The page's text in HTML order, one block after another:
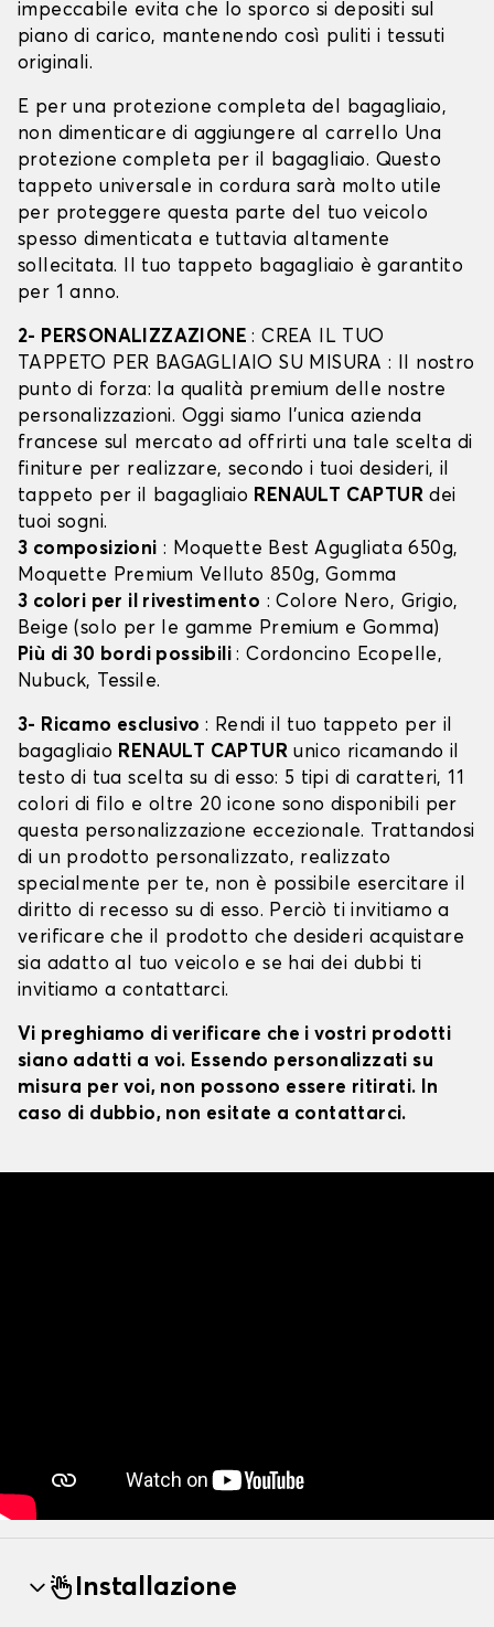
impeccabile evita che lo sporco si depositi sul
piano di carico, mantenendo così puliti i tessuti
originali.
E per una protezione completa del bagagliaio,
non dimenticare di aggiungere al carrello Una
protezione completa per il bagagliaio. Questo
tappeto universale in cordura sarà molto utile
per proteggere questa parte del tuo veicolo
spesso dimenticata e tuttavia altamente
sollecitata. Il tuo tappeto bagagliaio è garantito
per 1 anno.
2- PERSONALIZZAZIONE: CREA IL TUO
TAPPETO PER BAGAGLIAIO SU MISURA : Il nostro
punto di forza: la qualità premium delle nostre
personalizzazioni. Oggi siamo l’unica azienda
francese sul mercato ad offrirti una tale scelta di
finiture per realizzare, secondo i tuoi desideri, il
tappeto per il bagagliaio RENAULT CAPTUR dei
tuoi sogni.
3 composizioni : Moquette Best Agugliata 650g,
Moquette Premium Velluto 850g, Gomma
3 colori per il rivestimento : Colore Nero, Grigio,
Beige (solo per le gamme Premium e Gomma)
Più di 30 bordi possibili: Cordoncino Ecopelle,
Nubuck, Tessile.
3- Ricamo esclusivo : Rendi il tuo tappeto per il
bagagliaio RENAULT CAPTUR unico ricamando il
testo di tua scelta su di esso: 5 tipi di caratteri, 11
colori di filo e oltre 20 icone sono disponibili per
questa personalizzazione eccezionale. Trattandosi
di un prodotto personalizzato, realizzato
specialmente per te, non è possibile esercitare il
diritto di recesso su di esso. Perciò ti invitiamo a
verificare che il prodotto che desideri acquistare
sia adatto al tuo veicolo e se hai dei dubbi ti
invitiamo a contattarci.
Vi preghiamo di verificare che i vostri prodotti
siano adatti a voi. Essendo personalizzati su
misura per voi, non possono essere ritirati. In
caso di dubbio, non esitate a contattarci.
Installazione